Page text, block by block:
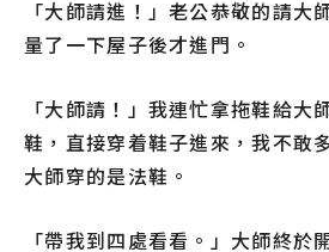
「大師請進！」老公恭敬的請大
量了一下屋子後才進門。
「大師請！」我連忙拿拖鞋給大
鞋，直接穿着鞋子進來，我不敢
大師穿的是法鞋。
「帶我到四處看看。」大師終於